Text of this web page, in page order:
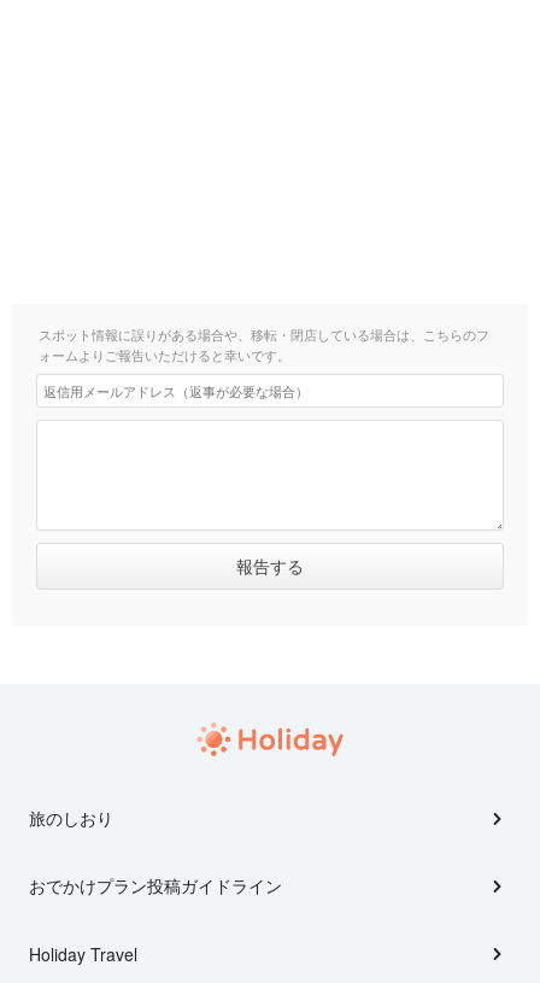
スポット情報に誤りがある場合や、移転・閉店している場合は、こちらのフ
ォームよりご報告いただけると幸いです。
旅のしおり
おでかけプラン投稿ガイドライン
Holiday Travel